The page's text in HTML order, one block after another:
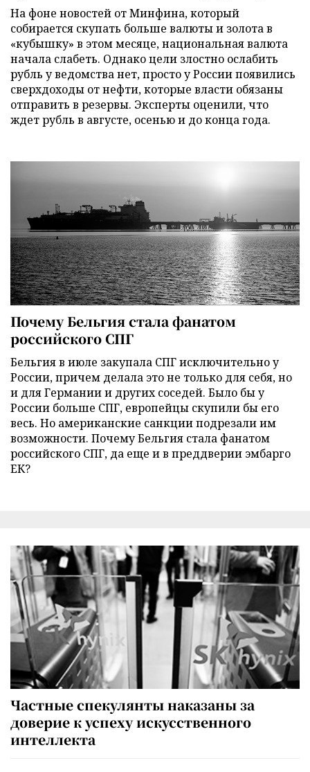
На фоне новостей от Минфина, который
собирается скупать больше валюты и золота в
«кубышку» в этом месяце, национальная валюта
начала слабеть. Однако цели злостно ослабить
рубль у ведомства нет, просто у России появились
сверхдоходы от нефти, которые власти обязаны
отправить в резервы. Эксперты оценили, что
ждет рубль в августе, осенью и до конца года.
Почему Бельгия стала фанатом
российского СПГ
Бельгия в июле закупала СПГ исключительно у
России, причем делала это не только для себя, но
и для Германии и других соседей. Было бы у
России больше СПГ, европейцы скупили бы его
весь. Но американские санкции подрезали им
возможности. Почему Бельгия стала фанатом
российского СПГ, да еще и в преддверии эмбарго
ЕК?
Частные спекулянты наказаны за
доверие к успеху искусственного
интеллекта